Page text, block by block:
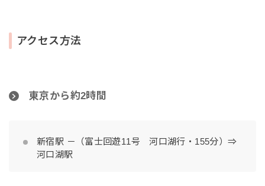
アクセス方法
東京から約2時間
新宿駅 －（富士回遊11号 河口湖行・155分）⇒
河口湖駅